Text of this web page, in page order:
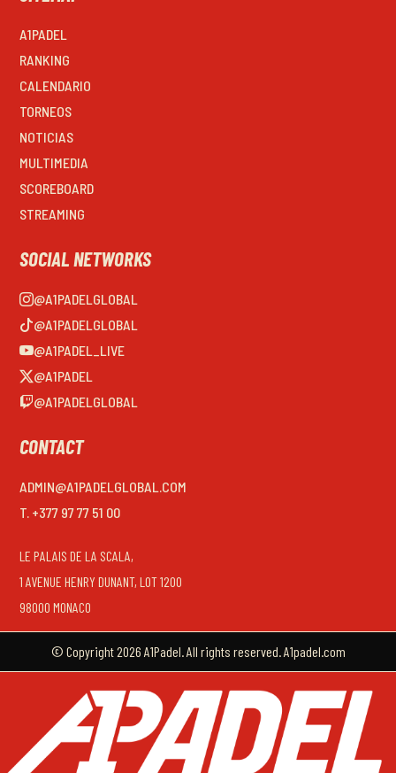
A1PADEL
RANKING
CALENDARIO
TORNEOS
NOTICIAS
MULTIMEDIA
SCOREBOARD
STREAMING
SOCIAL NETWORKS
@A1PADELGLOBAL
@A1PADELGLOBAL
@A1PADEL_LIVE
@A1PADEL
@A1PADELGLOBAL
CONTACT
ADMIN@A1PADELGLOBAL.COM
T. +377 97 77 51 00
LE PALAIS DE LA SCALA,
1 AVENUE HENRY DUNANT, LOT 1200
98000 MONACO
© Copyright 2026 A1Padel. All rights reserved. A1padel.com